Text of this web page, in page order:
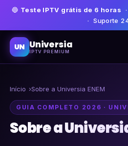
🔵 Teste IPTV grátis de 6 horas
· Suporte
UN Universia
IPTV PREMIUM
Início Sobre a Universia ENEM
GUIA COMPLETO 2026 ·
Sobre a